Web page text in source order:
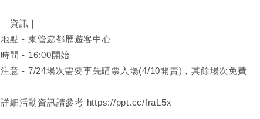
｜資訊｜
地點 - 東管處都歷遊客中心
時間 - 16:00開始
注意 - 7/24場次需要事先購票入場(4/10開賣)，其餘場次免費
詳細活動資訊請參考 https://ppt.cc/fraL5x